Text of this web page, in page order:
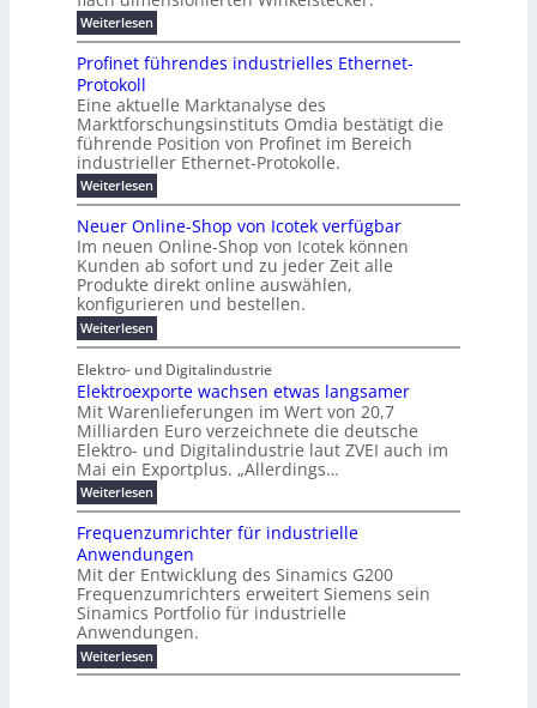
w
e
n
g
e
B
ü
r
o
k
r
a
i
e
i
e
l
s
u
n
g
e
n
s
c
h
a
t
e
i
s
t
n
r
o
e
n
E
t
e
r
a
t
P
l
u
g
F
e
s
t
e
ff
i
z
i
n
t
e
r
e
s
K
a
b
e
l
m
a
n
a
e
m
e
n
t
v
o
n
ü
b
r
2
0
%
i
m
e
r
t
e
n
H
a
l
b
j
a
h
r
2
0
2
6
w
i
e
h
u
s
w
r
d
n
e
u
r
W
a
g
o
-
C
E
O
Weiterlesen:
M
1
6
W
i
n
k
e
l
s
t
c
k
e
r
ü
S
t
r
ö
m
e
b
i
s
5
A
Profinet führendes industrielles Ethernet-
Protokoll
Eine aktuelle Marktanalyse des
Marktforschungsinstituts Omdia bestätigt die
führende Position von Profinet im Bereich
industrieller Ethernet-Protokolle.
Weiterlesen:
P
r
o
i
n
e
t
f
ü
h
r
e
n
d
e
s
i
n
u
s
t
r
i
e
l
l
e
Neuer Online-Shop von Icotek verfügbar
Im neuen Online-Shop von Icotek können
Kunden ab sofort und zu jeder Zeit alle
Produkte direkt online auswählen,
konfigurieren und bestellen.
Weiterlesen:
N
u
e
r
O
n
l
i
n
e
-
S
h
o
p
v
o
n
I
c
Elektro- und Digitalindustrie
Elektroexporte wachsen etwas langsamer
Mit Warenlieferungen im Wert von 20,7
Milliarden Euro verzeichnete die deutsche
Elektro- und Digitalindustrie laut ZVEI auch im
Mai ein Exportplus. „Allerdings…
Weiterlesen:
E
e
k
t
r
o
e
x
p
o
Frequenzumrichter für industrielle
Anwendungen
Mit der Entwicklung des Sinamics G200
Frequenzumrichters erweitert Siemens sein
Sinamics Portfolio für industrielle
Anwendungen.
Weiterlesen:
F